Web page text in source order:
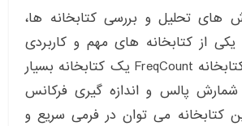
های تحلیل و بررسی کتابخانه ها،
از کتابخانه های مهم و کاربردی
اختصاص دادیم. کتابخانه FreqCount یک کتابخانه بسیار
شمارش پالس و اندازه گیری فرکانس
می توان در فرمی سریع و